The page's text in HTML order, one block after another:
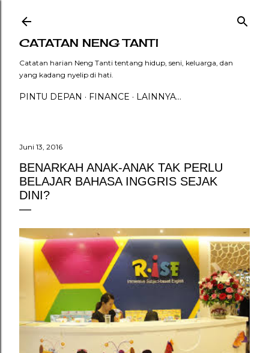
CATATAN NENG TANTI
Catatan harian Neng Tanti tentang hidup, seni, keluarga, dan
yang kadang nyelip di hati.
PINTU DEPAN FINANCE LAINNYA…
Juni 13, 2016
BENARKAH ANAK-ANAK TAK PERLU
BELAJAR BAHASA INGGRIS SEJAK
DINI?